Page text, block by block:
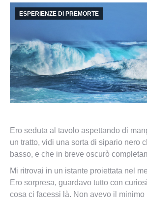
ESPERIENZE DI PREMORTE
Ero seduta al tavolo aspettando di
un tratto, vidi una sorta di sipario nero
basso, e che in breve oscurò
Mi ritrovai in un istante proiettata nel
Ero sorpresa, guardavo tutto con
cosa ci facessi là. Non avevo il minimo